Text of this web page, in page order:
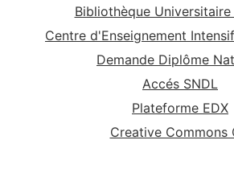
Bibliothèque
Centre d'Enseignement
Demande Diplôme
Accés SNDL
Plateforme EDX
Creative Commons